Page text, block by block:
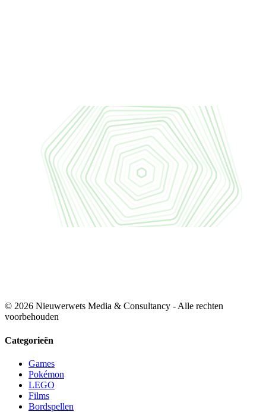
© 2026 Nieuwerwets Media & Consultancy - Alle rechten
voorbehouden
Categorieën
Games
Pokémon
LEGO
Films
Bordspellen